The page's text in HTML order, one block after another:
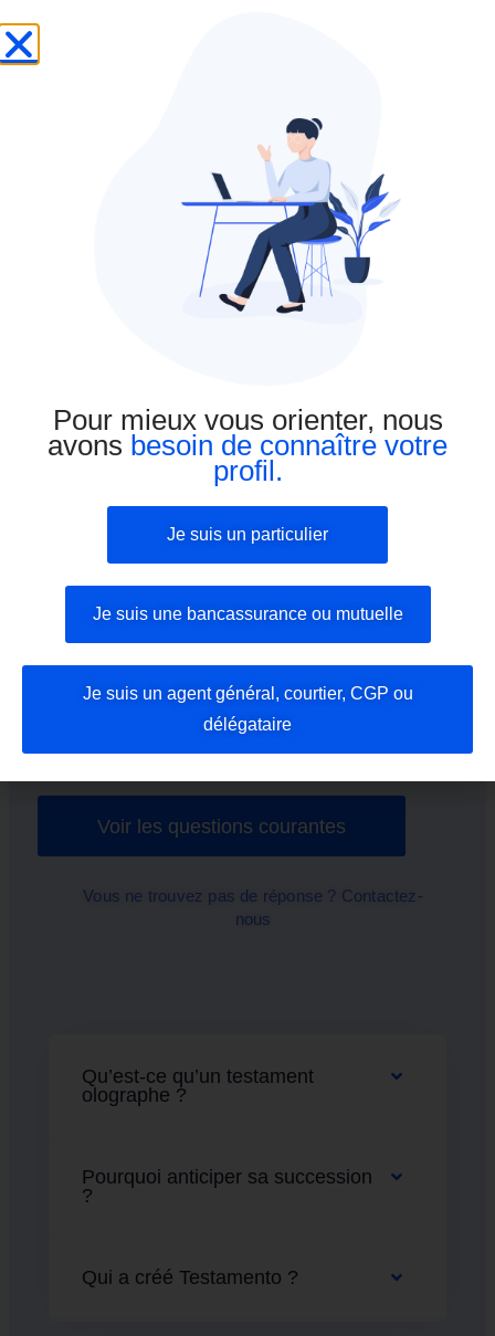
parents susceptibles d’hériter, ni conjoint, ni légataire
universel) ou que l’ensemble des héritiers ont renoncé à
QUESTIONS & RÉPONSES
Les questionsfréquentes
trouver les réponses aux questions les plus
Voir les questions courantes
Vous ne trouvez pas de réponse ? Contactez-
nous
Qu’est-ce qu’un testament
olographe ?
Pourquoi anticiper sa succession
?
Qui a créé Testamento ?
Pour mieux vous orienter, nous
avons besoin de connaître votre
profil.
Je suis un particulier
Je suis une bancassurance ou mutuelle
Je suis un agent général, courtier, CGP ou
délégataire